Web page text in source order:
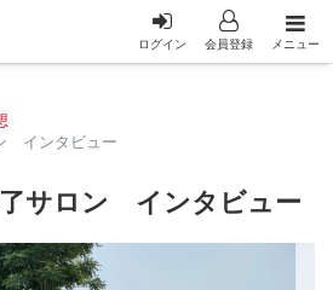
ール 日本カットアカデミー総合サ
ログイン 会員登録 メニュー
インタビュー
サロン インタビュー